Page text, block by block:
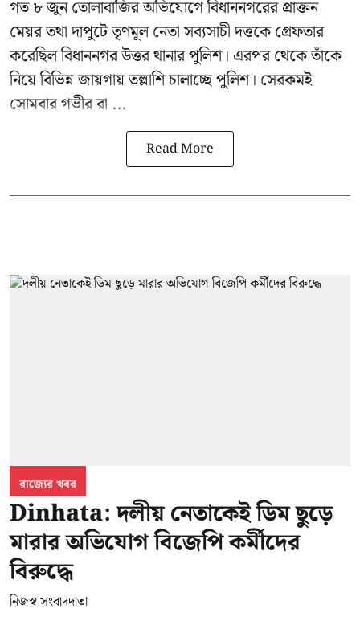
গত ৮ জুন তোলাবাজির অভিযোগে বিধাননগরের প্রাক্তন
মেয়র তথা দাপুটে তৃণমূল নেতা সব্যসাচী দত্তকে গ্রেফতার
করেছিল বিধাননগর উত্তর থানার পুলিশ। এরপর থেকে তাঁকে
নিয়ে বিভিন্ন জায়গায় তল্লাশি চালাচ্ছে পুলিশ। সেরকমই
সোমবার গভীর রা ...
Read More
রাজ্যের খবর
Dinhata: দলীয় নেতাকেই ডিম ছুড়ে
মারার অভিযোগ বিজেপি কর্মীদের
বিরুদ্ধে
নিজস্ব সংবাদদাতা